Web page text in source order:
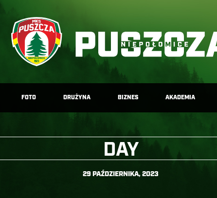
FOTO DRUŻYNA BIZNES AKADEMIA
DAY
29 PAŹDZIERNIKA, 2023